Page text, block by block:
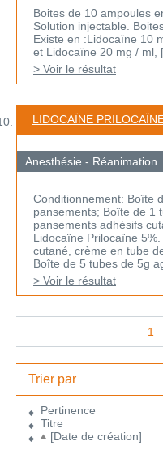
Boites de 10 ampoules
Solution injectable.
Existe en :Lidocaïne 10
et Lidocaïne 20 mg / ml,
> Voir le résultat
LIDOCAÏNE
Anesthésie - Réanimation
Conditionnement: Boîte
pansements; Boîte de 1
pansements adhésifs
Lidocaïne Prilocaïne
cutané, crème en tube
Boîte de 5 tubes de 5g
> Voir le résultat
1
Trier par
Pertinence
Titre
[Date de création]